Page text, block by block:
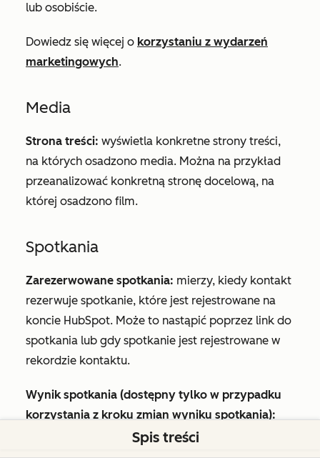
lub osobiście.
Dowiedz się więcej o korzystaniu z wydarzeń
marketingowych.
Media
Strona treści: wyświetla konkretne strony treści,
na których osadzono media. Można na przykład
przeanalizować konkretną stronę docelową, na
której osadzono film.
Spotkania
Zarezerwowane spotkania: mierzy, kiedy kontakt
rezerwuje spotkanie, które jest rejestrowane na
koncie HubSpot. Może to nastąpić poprzez link do
spotkania lub gdy spotkanie jest rejestrowane w
rekordzie kontaktu.
Wynik spotkania (dostępny tylko w przypadku
korzystania z kroku zmian wyniku spotkania):
pozwala przejść o krok dalej i określić wynik
spotkania w ścieżce. Możesz zobaczyć wiele
Spis treści